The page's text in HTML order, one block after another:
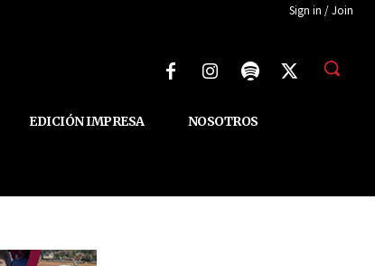
Sign in / Join
EDICIÓN IMPRESA NOSOTROS